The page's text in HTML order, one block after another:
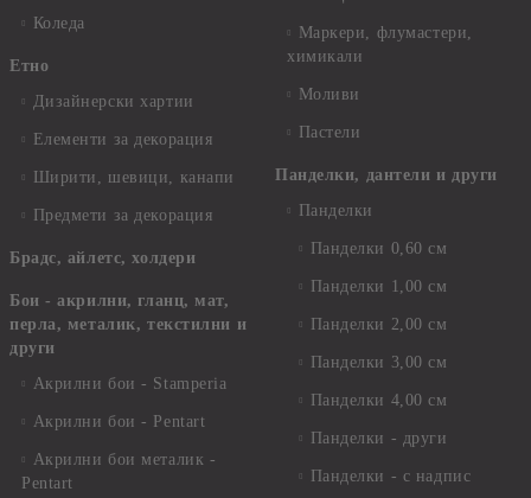
Коледа
Етно
Дизайнерски хартии
Елементи за декорация
Ширити, шевици, канапи
Предмети за декорация
Брадс, айлетс, холдери
Бои - акрилни, гланц, мат,
перла, металик, текстилни и
други
Акрилни бои - Stamperia
Акрилни бои - Pentart
Акрилни бои металик -
Pentart
Маркери, флумастери,
химикали
Моливи
Пастели
Панделки, дантели и други
Панделки
Панделки 0,60 см
Панделки 1,00 см
Панделки 2,00 см
Панделки 3,00 см
Панделки 4,00 см
Панделки - други
Панделки - с надпис